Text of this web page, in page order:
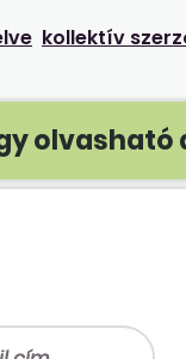
kollektív
olvasható